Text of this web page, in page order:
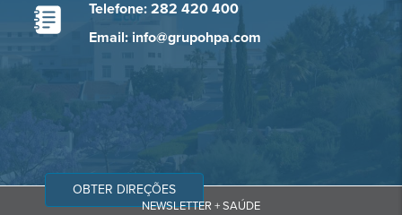
Telefone: 282 420 400
Email: info@grupohpa.com
OBTER DIREÇÕES
NEWSLETTER + SAÚDE